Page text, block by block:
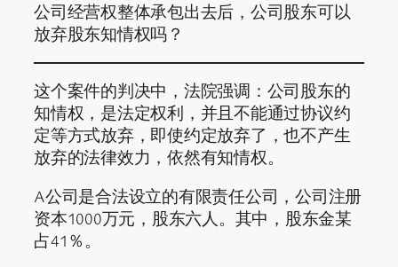
公司经营权整体承包出去后，公司股东可以
放弃股东知情权吗？
这个案件的判决中，法院强调：公司股东的
知情权，是法定权利，并且不能通过协议约
定等方式放弃，即使约定放弃了，也不产生
放弃的法律效力，依然有知情权。
A公司是合法设立的有限责任公司，公司注册
资本1000万元，股东六人。其中，股东金某
占41％。